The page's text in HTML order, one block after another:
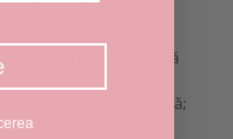
pentru o fixare sigură
rpm; uscare naturală;